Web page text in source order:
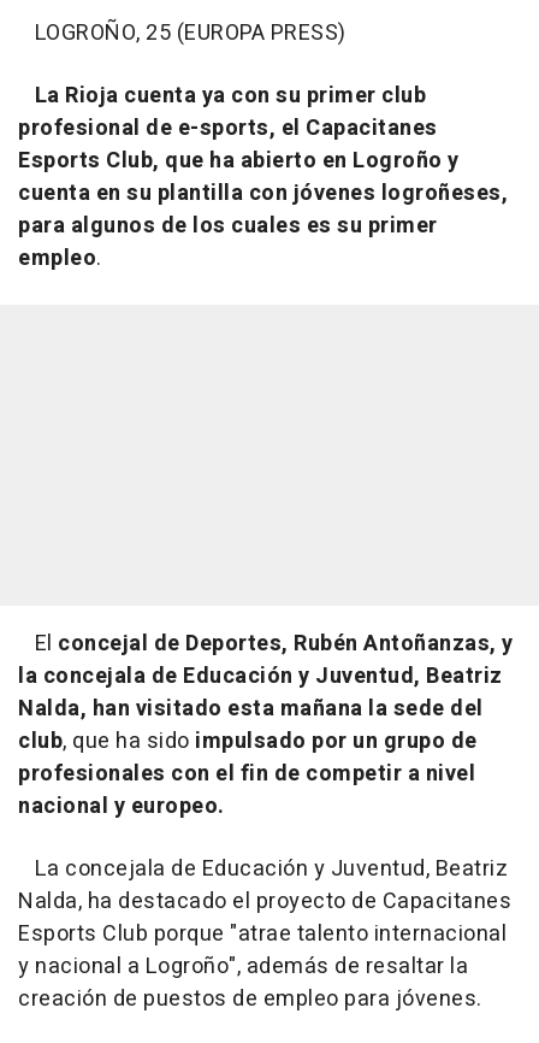
LOGROÑO, 25 (EUROPA PRESS)
La Rioja cuenta ya con su primer club
profesional de e-sports, el Capacitanes
Esports Club, que ha abierto en Logroño y
cuenta en su plantilla con jóvenes logroñeses,
para algunos de los cuales es su primer
empleo.
El concejal de Deportes, Rubén Antoñanzas, y
la concejala de Educación y Juventud, Beatriz
Nalda, han visitado esta mañana la sede del
club, que ha sido impulsado por un grupo de
profesionales con el fin de competir a nivel
nacional y europeo.
La concejala de Educación y Juventud, Beatriz
Nalda, ha destacado el proyecto de Capacitanes
Esports Club porque "atrae talento internacional
y nacional a Logroño", además de resaltar la
creación de puestos de empleo para jóvenes.